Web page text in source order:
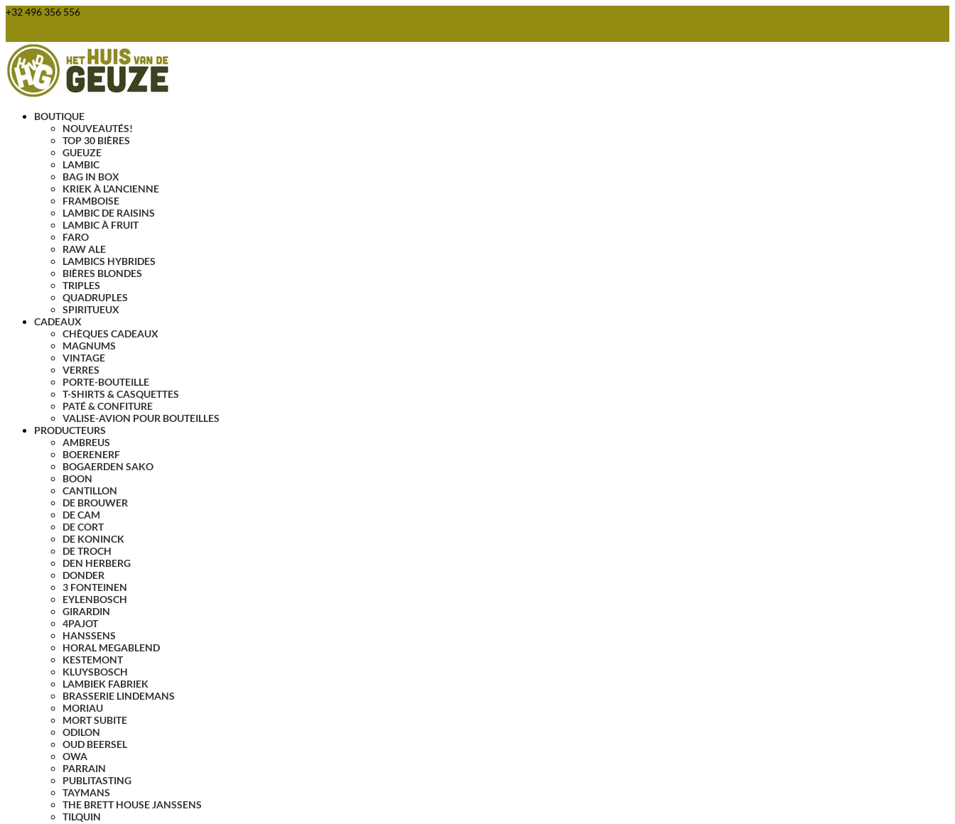
+32 496 356 556
BOUTIQUE
NOUVEAUTÉS!
TOP 30 BIÈRES
GUEUZE
LAMBIC
BAG IN BOX
KRIEK À L’ANCIENNE
FRAMBOISE
LAMBIC DE RAISINS
LAMBIC À FRUIT
FARO
RAW ALE
LAMBICS HYBRIDES
BIÈRES BLONDES
TRIPLES
QUADRUPLES
SPIRITUEUX
CADEAUX
CHÈQUES CADEAUX
MAGNUMS
VINTAGE
VERRES
PORTE-BOUTEILLE
T-SHIRTS & CASQUETTES
PATÉ & CONFITURE
VALISE-AVION POUR BOUTEILLES
PRODUCTEURS
AMBREUS
BOERENERF
BOGAERDEN SAKO
BOON
CANTILLON
DE BROUWER
DE CAM
DE CORT
DE KONINCK
DE TROCH
DEN HERBERG
DONDER
3 FONTEINEN
EYLENBOSCH
GIRARDIN
4PAJOT
HANSSENS
HORAL MEGABLEND
KESTEMONT
KLUYSBOSCH
LAMBIEK FABRIEK
BRASSERIE LINDEMANS
MORIAU
MORT SUBITE
ODILON
OUD BEERSEL
OWA
PARRAIN
PUBLITASTING
TAYMANS
THE BRETT HOUSE JANSSENS
TILQUIN